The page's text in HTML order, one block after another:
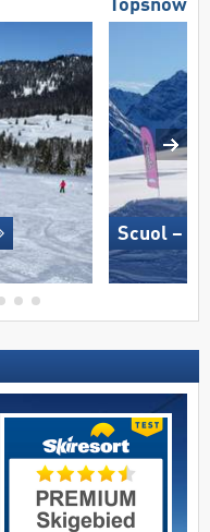
Scuol –